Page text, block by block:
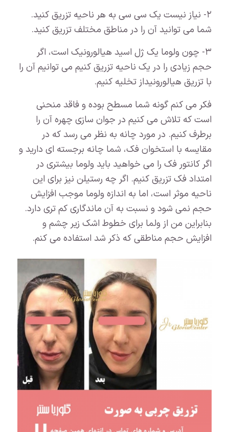
۲- نیاز نیست یک سی سی به هر ناحیه تزریق کنید.
شما می توانید آن را در مناطق مختلف تزریق کنید.
۳- چون ولوما یک ژل اسید هیالورونیک است، اگر
حجم زیادی را در یک ناحیه تزریق کنیم می توانیم آن را
با تزریق هیالورونیداز تخلیه کنیم.
فکر می کنم گونه شما مسطح بوده و فاقد منحنی
است که تلاش می کنیم در جوان سازی چهره آن را
برطرف کنیم. در مورد چانه به نظر می رسد که در
مقایسه با استخوان فک، شما چانه برجسته ای دارید و
اگر کانتور فک را می خواهید باید ولوما بیشتری در
امتداد فک تزریق کنیم. اگر چه رستیلن نیز برای این
ناحیه موثر است، اما به اندازه ولوما موجب افزایش
حجم نمی شود و نسبت به آن ماندگاری کم تری دارد.
بنابراین من از ولما برای خطوط اشک زیر چشم و
افزایش حجم مناطقی که ذکر شد استفاده می کنم.